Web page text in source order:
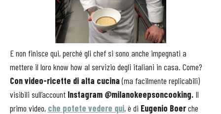
E non finisce qui, perché gli chef si sono anche impegnati a
mettere il loro know how al servizio degli italiani in casa. Come?
Con video-ricette di alta cucina(ma facilmente replicabili)
visibili sull’account Instagram @milanokeepsoncooking. Il
primo video, che potete vedere qui, è di Eugenio Boerche